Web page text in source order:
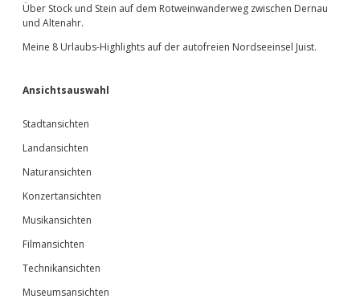
Über Stock und Stein auf dem Rotweinwanderweg zwischen Dernau
und Altenahr.
Meine 8 Urlaubs-Highlights auf der autofreien Nordseeinsel Juist.
Ansichtsauswahl
Stadtansichten
Landansichten
Naturansichten
Konzertansichten
Musikansichten
Filmansichten
Technikansichten
Museumsansichten